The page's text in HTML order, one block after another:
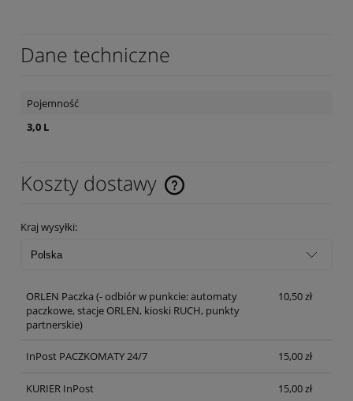
Dane techniczne
Pojemność
3,0 L
Koszty dostawy
Cena nie zawiera ewentualnych kosztów płatności
Kraj wysyłki:
ORLEN Paczka (- odbiór w punkcie: automaty
paczkowe, stacje ORLEN, kioski RUCH, punkty
partnerskie)
10,50 zł
InPost PACZKOMATY 24/7 15,00 zł
KURIER InPost 15,00 zł